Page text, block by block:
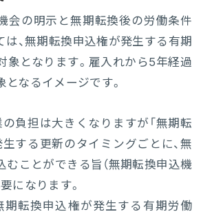
会の明示と無期転換後の労働条件
は、無期転換申込権が発生する有期
象となります。雇入れから5年経過
なるイメージです。
の負担は大きくなりますが「無期転
生する更新のタイミングごとに、無
むことができる旨（無期転換申込機
になります。
期転換申込権が発生する有期労働